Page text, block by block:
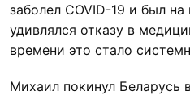
заболел COVID-19 и был
удивлялся отказу в
времени это стало
Михаил покинул Беларусь